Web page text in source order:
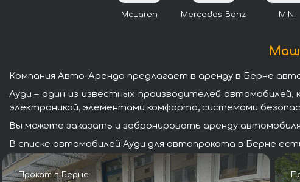
McLaren Mercedes-Benz MINI
Компания Авто-Аренда предлагает в аренду в Берне
Ауди – один из известных производителей
электроникой, элементами комфорта, системами
Вы можете заказать и забронировать аренду
В списке автомобилей Ауди для автопроката в Берне
Прокат в Берне